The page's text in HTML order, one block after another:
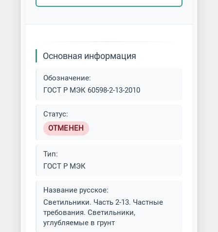
Основная информация
Обозначение:
ГОСТ Р МЭК 60598-2-13-2010
Статус:
ОТМЕНЕН
Тип:
ГОСТ Р МЭК
Название русское:
Светильники. Часть 2-13. Частные
требования. Светильники,
углубляемые в грунт